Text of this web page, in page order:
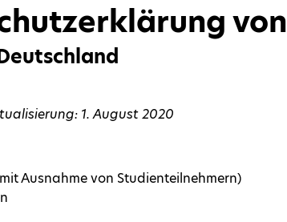
1. August 2020
Ausnahme von Studienteilnehmern)